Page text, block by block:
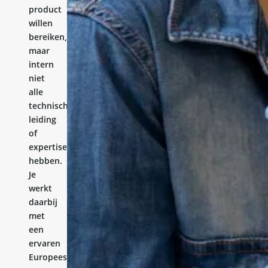
product
willen
bereiken,
maar
intern
niet
alle
technische
leiding
of
expertise
hebben.
Je
werkt
daarbij
met
een
ervaren
Europees